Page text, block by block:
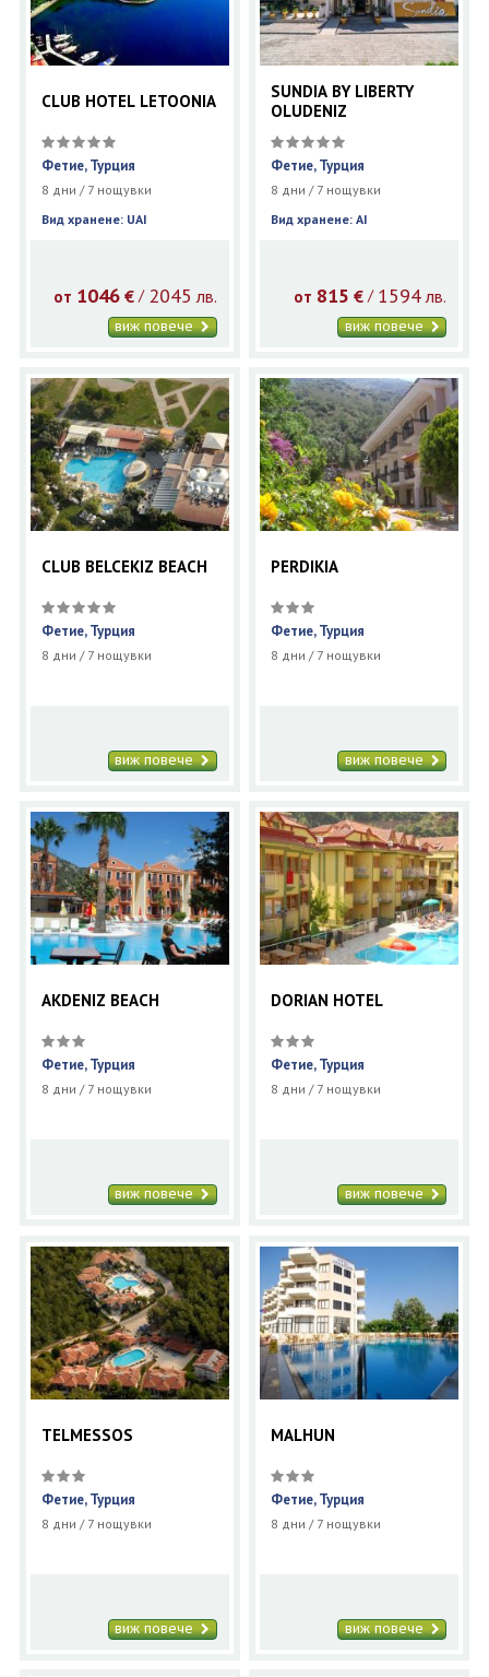
CLUB HOTEL LETOONIA
Фетие, Турция
8 дни / 7 нощувки
Вид хранене: UAI
от 1046 €/ 2045 лв.
виж повече
SUNDIA BY LIBERTY
OLUDENIZ
Фетие, Турция
8 дни / 7 нощувки
Вид хранене: AI
от 815 € / 1594 лв.
виж повече
CLUB BELCEKIZ BEACH
Фетие, Турция
8 дни / 7 нощувки
виж повече
PERDIKIA
Фетие, Турция
8 дни / 7 нощувки
виж повече
AKDENIZ BEACH
Фетие, Турция
8 дни / 7 нощувки
виж повече
DORIAN HOTEL
Фетие, Турция
8 дни / 7 нощувки
виж повече
TELMESSOS
Фетие, Турция
8 дни / 7 нощувки
виж повече
MALHUN
Фетие, Турция
8 дни / 7 нощувки
виж повече